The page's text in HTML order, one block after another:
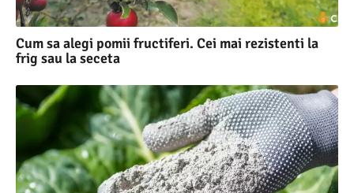
Cum sa alegi pomii fructiferi. Cei mai rezistenti la
frig sau la seceta